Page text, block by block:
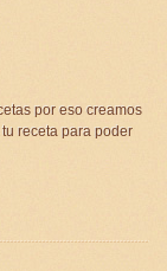
por eso creamos
receta para poder